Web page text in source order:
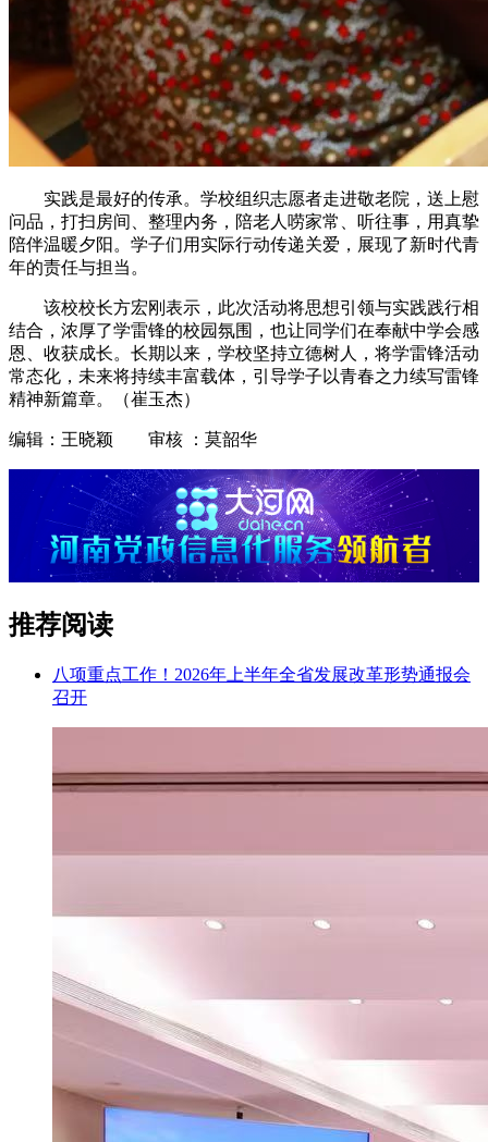
实践是最好的传承。学校组织志愿者走进敬老院，送上慰
问品，打扫房间、整理内务，陪老人唠家常、听往事，用真挚
陪伴温暖夕阳。学子们用实际行动传递关爱，展现了新时代青
年的责任与担当。
该校校长方宏刚表示，此次活动将思想引领与实践践行相
结合，浓厚了学雷锋的校园氛围，也让同学们在奉献中学会感
恩、收获成长。长期以来，学校坚持立德树人，将学雷锋活动
常态化，未来将持续丰富载体，引导学子以青春之力续写雷锋
精神新篇章。（崔玉杰）
编辑：王晓颖 审核 ：莫韶华
推荐阅读
八项重点工作！2026年上半年全省发展改革形势通报会
召开